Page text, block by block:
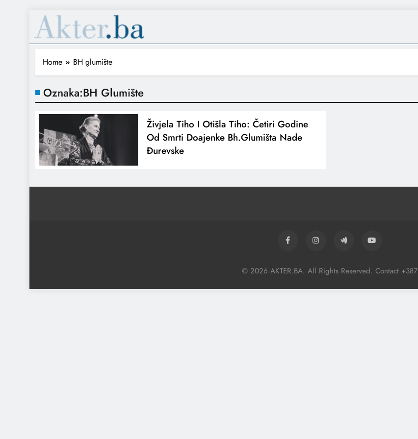
Home BH glumište
Oznaka:BH Glumište
Živjela Tiho I Otišla Tiho: Četiri Godine
Od Smrti Doajenke Bh.glumišta Nade
Đurevske
© 2026 AKTER.BA. All Rights Reserved. Contact +387